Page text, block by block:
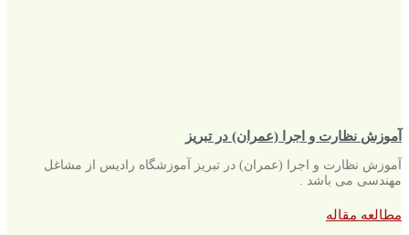
آموزش نظارت و اجرا (عمران) در تبریز
آموزش نظارت و اجرا (عمران) در تبریز آموزشگاه رادیس از مشاغل
مهندسی می باشد .
مطالعه مقاله